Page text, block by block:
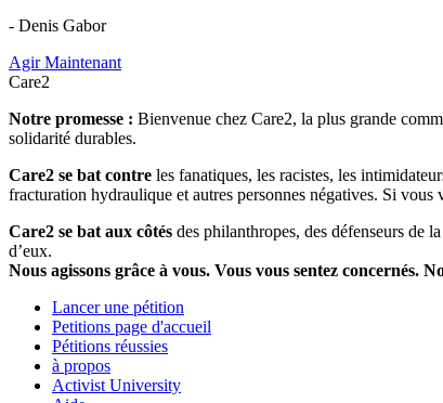
- Denis Gabor
Agir Maintenant
Care2
Notre promesse : Bienvenue chez Care2, la plus grande
solidarité durables.
Care2 se bat contre les fanatiques, les racistes, les
fracturation hydraulique et autres personnes négatives. Si
Care2 se bat aux côtés des philanthropes, des défenseurs de
d’eux.
Nous agissons grâce à vous. Vous vous sentez concernés.
Lancer une pétition
Petitions page d'accueil
Pétitions réussies
à propos
Activist University